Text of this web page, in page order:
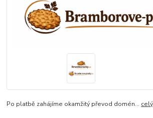
Po platbě zahájíme okamžitý převod domén...